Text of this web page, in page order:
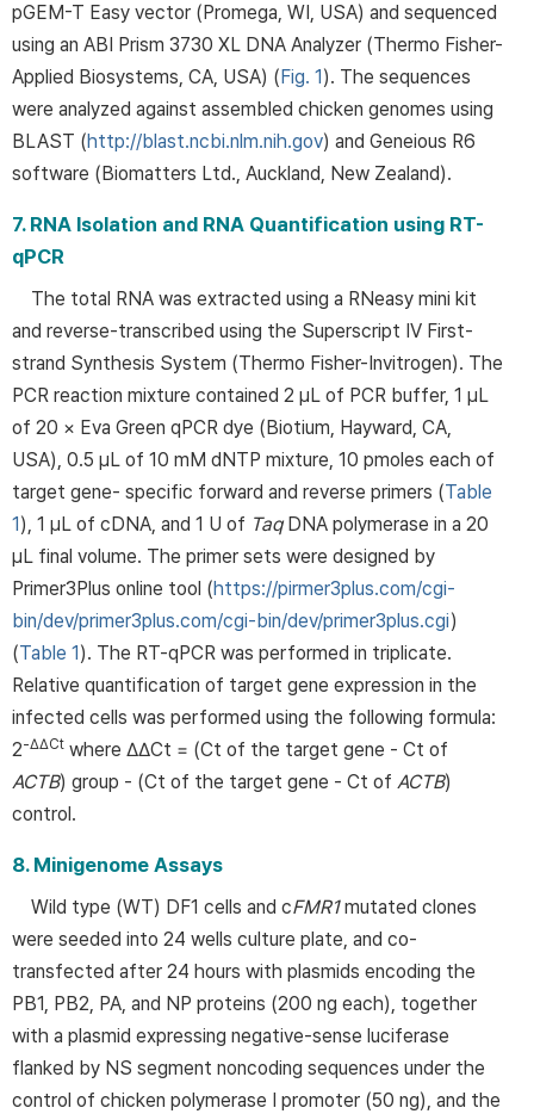
pGEM-T Easy vector (Promega, WI, USA) and sequenced
using an ABI Prism 3730 XL DNA Analyzer (Thermo Fisher-
Applied Biosystems, CA, USA) (Fig. 1). The sequences
were analyzed against assembled chicken genomes using
BLAST (http://blast.ncbi.nlm.nih.gov) and Geneious R6
software (Biomatters Ltd., Auckland, New Zealand).
7. RNA Isolation and RNA Quantification using RT-
qPCR
The total RNA was extracted using a RNeasy mini kit
and reverse-transcribed using the Superscript IV First-
strand Synthesis System (Thermo Fisher-Invitrogen). The
PCR reaction mixture contained 2 μL of PCR buffer, 1 μL
of 20 × Eva Green qPCR dye (Biotium, Hayward, CA,
USA), 0.5 μL of 10 mM dNTP mixture, 10 pmoles each of
target gene- specific forward and reverse primers (Table
1), 1 μL of cDNA, and 1 U of TaqDNA polymerase in a 20
μL final volume. The primer sets were designed by
Primer3Plus online tool (https://pirmer3plus.com/cgi-
bin/dev/primer3plus.com/cgi-bin/dev/primer3plus.cgi)
(Table 1). The RT-qPCR was performed in triplicate.
Relative quantification of target gene expression in the
infected cells was performed using the following formula:
2-∆∆Ct where ∆∆Ct = (Ct of the target gene - Ct of
ACTB) group - (Ct of the target gene - Ct of ACTB)
control.
8. Minigenome Assays
Wild type (WT) DF1 cells and cFMR1mutated clones
were seeded into 24 wells culture plate, and co-
transfected after 24 hours with plasmids encoding the
PB1, PB2, PA, and NP proteins (200 ng each), together
with a plasmid expressing negative-sense luciferase
flanked by NS segment noncoding sequences under the
control of chicken polymerase I promoter (50 ng), and the